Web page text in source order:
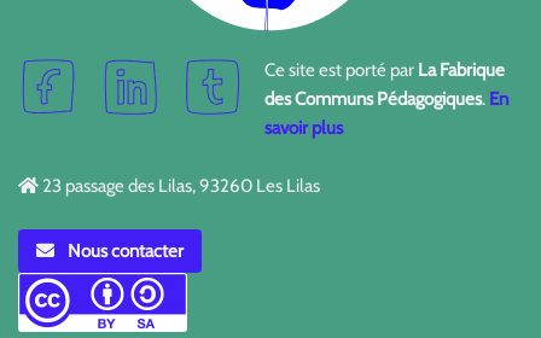
Ce site est porté par La Fabrique
des Communs Pédagogiques. En
savoir plus
23 passage des Lilas, 93260 Les Lilas
Nous contacter